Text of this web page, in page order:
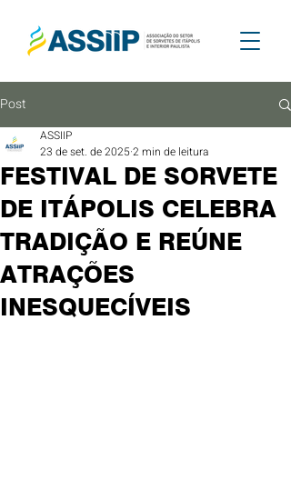
Post
FESTIVAL DE SORVETE
DE ITÁPOLIS CELEBRA
TRADIÇÃO E REÚNE
ATRAÇÕES
INESQUECÍVEIS
ASSIIP
23 de set. de 20252 min de leitura